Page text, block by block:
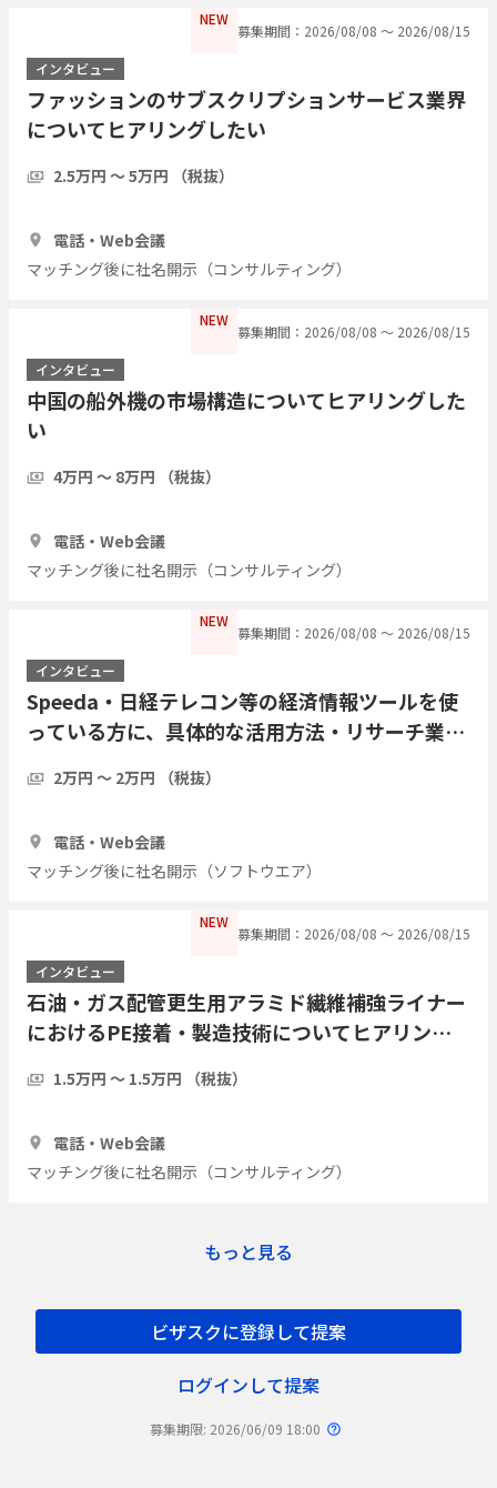
NEW
募集期間：2026/08/08 〜 2026/08/15
インタビュー
ファッションのサブスクリプションサービス業界
についてヒアリングしたい
2.5万円 〜 5万円 （税抜）
電話・Web会議
マッチング後に社名開示（コンサルティング）
NEW
募集期間：2026/08/08 〜 2026/08/15
インタビュー
中国の船外機の市場構造についてヒアリングした
い
4万円 〜 8万円 （税抜）
電話・Web会議
マッチング後に社名開示（コンサルティング）
NEW
募集期間：2026/08/08 〜 2026/08/15
インタビュー
Speeda・日経テレコン等の経済情報ツールを使
っている方に、具体的な活用方法・リサーチ業務
2万円 〜 2万円 （税抜）
電話・Web会議
マッチング後に社名開示（ソフトウエア）
NEW
募集期間：2026/08/08 〜 2026/08/15
インタビュー
石油・ガス配管更生用アラミド繊維補強ライナー
におけるPE接着・製造技術についてヒアリング
1.5万円 〜 1.5万円 （税抜）
電話・Web会議
マッチング後に社名開示（コンサルティング）
もっと見る
ビザスクに登録して提案
ログインして提案
募集期限: 2026/06/09 18:00